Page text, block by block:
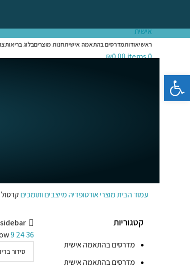
ראשיאודותמדרסים בהתאמה אישיתחנות מוצריםבלוג בריאות
0
items
₪0.00
עמוד הביתמוצרי אורטופדיהמייצבים ותומכיםקרסול
קטגוריות
מדרסים בהתאמה אישית
מדרסים בהתאמה אישית
9 2436
פתח סרגל נגישות